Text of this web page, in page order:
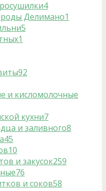
4
Делимано1
5
1
92
и кисломолочные
кухни7
и заливного8
45
10
и закусок259
76
и соков58